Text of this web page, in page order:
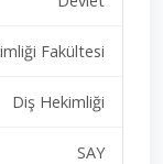
Fakültesi
Diş Hekimliği
SAY